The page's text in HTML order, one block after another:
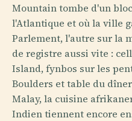
Mountain tombe d'un
l'Atlantique et où la ville
Parlement, l'autre sur la
de registre aussi vite :
Island, fynbos sur les
Boulders et table du
Malay, la cuisine
Indien tiennent encore